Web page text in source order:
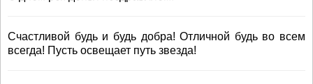
Счастливой будь и будь добра! Отличной будь во всем
всегда! Пусть освещает путь звезда!